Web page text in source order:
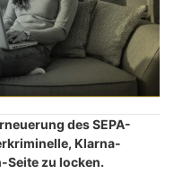
des SEPA-
Klarna-
Seite zu locken.